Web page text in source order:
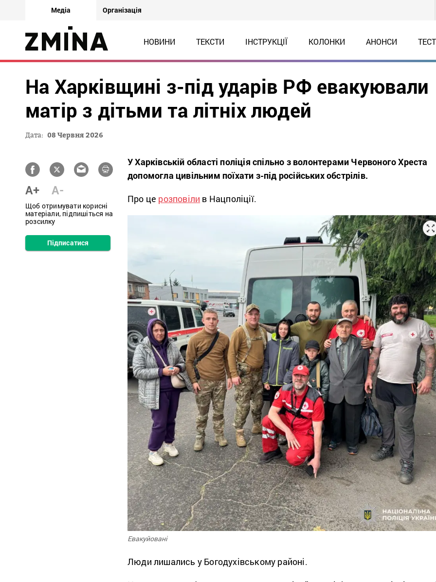
Медіа Організація
НОВИНИ ТЕКСТИ ІНСТРУКЦІЇ КОЛОНКИ АНОНСИ
На Харківщині з-під ударів РФ евакуювали
матір з дітьми та літніх людей
Дата: 08 Червня 2026
A+ A-
Щоб отримувати корисні
матеріали, підпишіться на
розсилку
Підписатися
У Харківській області поліція спільно з волонтерами Червоного Хреста
допомогла цивільним поїхати з-під російських обстрілів.
Про це розповіли в Нацполіції.
Евакуйовані
Люди лишались у Богодухівському районі.